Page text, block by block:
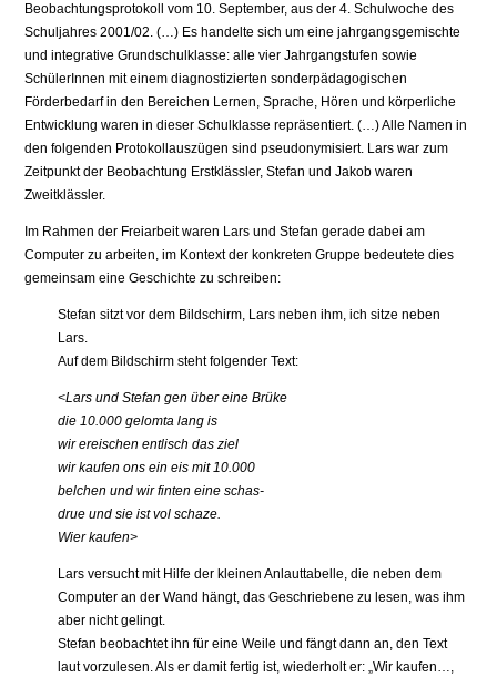
Beobachtungsprotokoll vom 10. September, aus der 4. Schulwoche des
Schuljahres 2001/02. (…) Es handelte sich um eine jahrgangsgemischte
und integrative Grundschulklasse: alle vier Jahrgangstufen sowie
SchülerInnen mit einem diagnostizierten sonderpädagogischen
Förderbedarf in den Bereichen Lernen, Sprache, Hören und körperliche
Entwicklung waren in dieser Schulklasse repräsentiert. (…) Alle Namen in
den folgenden Protokollauszügen sind pseudonymisiert. Lars war zum
Zeitpunkt der Beobachtung Erstklässler, Stefan und Jakob waren
Zweitklässler.
Im Rahmen der Freiarbeit waren Lars und Stefan gerade dabei am
Computer zu arbeiten, im Kontext der konkreten Gruppe bedeutete dies
gemeinsam eine Geschichte zu schreiben:
Stefan sitzt vor dem Bildschirm, Lars neben ihm, ich sitze neben
Lars.
Auf dem Bildschirm steht folgender Text:
<Lars und Stefan gen über eine Brüke
die 10.000 gelomta lang is
wir ereischen entlisch das ziel
wir kaufen ons ein eis mit 10.000
belchen und wir finten eine schas-
drue und sie ist vol schaze.
Wier kaufen>
Lars versucht mit Hilfe der kleinen Anlauttabelle, die neben dem
Computer an der Wand hängt, das Geschriebene zu lesen, was ihm
aber nicht gelingt.
Stefan beobachtet ihn für eine Weile und fängt dann an, den Text
laut vorzulesen. Als er damit fertig ist, wiederholt er: „Wir kaufen…,